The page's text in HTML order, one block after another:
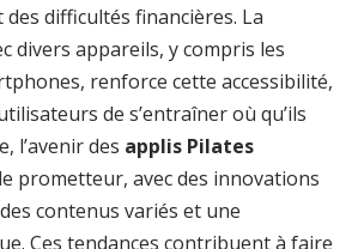
difficultés financières. La
divers appareils, y compris les
renforce cette accessibilité,
de s’entraîner où qu’ils
l’avenir des applis Pilates
prometteur, avec des innovations
contenus variés et une
Ces tendances contribuent à faire